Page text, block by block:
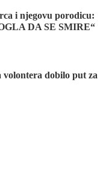
i njegovu porodicu:
DA SE SMIRE“
volontera dobilo put za